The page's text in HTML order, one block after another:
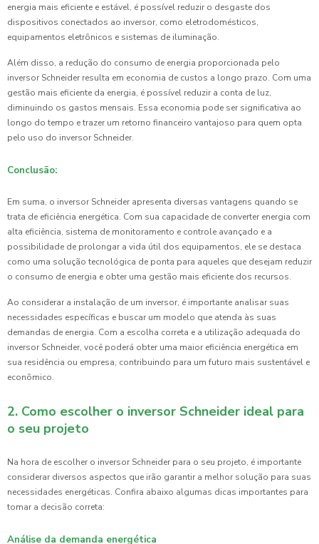
energia mais eficiente e estável, é possível reduzir o desgaste dos
dispositivos conectados ao inversor, como eletrodomésticos,
equipamentos eletrônicos e sistemas de iluminação.
Além disso, a redução do consumo de energia proporcionada pelo
inversor Schneider resulta em economia de custos a longo prazo. Com uma
gestão mais eficiente da energia, é possível reduzir a conta de luz,
diminuindo os gastos mensais. Essa economia pode ser significativa ao
longo do tempo e trazer um retorno financeiro vantajoso para quem opta
pelo uso do inversor Schneider.
Conclusão:
Em suma, o inversor Schneider apresenta diversas vantagens quando se
trata de eficiência energética. Com sua capacidade de converter energia com
alta eficiência, sistema de monitoramento e controle avançado e a
possibilidade de prolongar a vida útil dos equipamentos, ele se destaca
como uma solução tecnológica de ponta para aqueles que desejam reduzir
o consumo de energia e obter uma gestão mais eficiente dos recursos.
Ao considerar a instalação de um inversor, é importante analisar suas
necessidades específicas e buscar um modelo que atenda às suas
demandas de energia. Com a escolha correta e a utilização adequada do
inversor Schneider, você poderá obter uma maior eficiência energética em
sua residência ou empresa, contribuindo para um futuro mais sustentável e
econômico.
2. Como escolher o inversor Schneider ideal para
o seu projeto
Na hora de escolher o inversor Schneider para o seu projeto, é importante
considerar diversos aspectos que irão garantir a melhor solução para suas
necessidades energéticas. Confira abaixo algumas dicas importantes para
tomar a decisão correta:
Análise da demanda energética